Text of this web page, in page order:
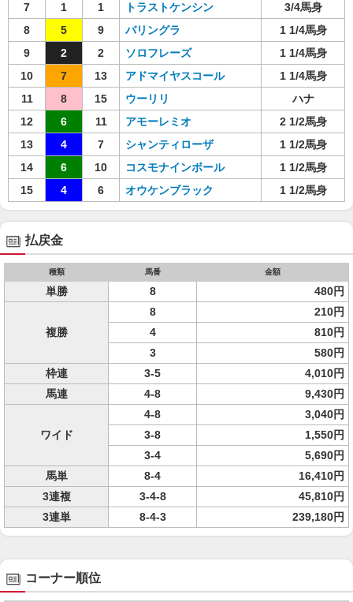
7
1 1 トラストケンシン
3/4馬身
8
5 9 バリングラ
1 1/4馬身
9
2 2 ソロフレーズ
1 1/4馬身
10
7 13 アドマイヤスコール
1 1/4馬身
11
8 15 ウーリリ
ハナ
12
6 11 アモーレミオ
2 1/2馬身
13
4 7 シャンティローザ
1 1/2馬身
14
6 10 コスモナインボール
1 1/2馬身
15
4 6 オウケンブラック 1 1/2馬身
払戻金
種類 馬番 金額
単勝 8 480円
複勝
8
210円
4
810円
3
580円
枠連
3-5
4,010円
馬連
4-8 9,430円
ワイド
4-8
3,040円
3-8
1,550円
3-4
5,690円
馬単
8-4
16,410円
3連複
3-4-8
45,810円
3連単
8-4-3 239,180円
コーナー順位